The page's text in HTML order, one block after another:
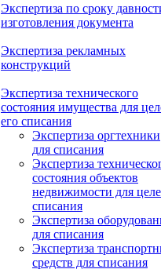
Экспертиза по сроку
изготовления документа
Экспертиза рекламных
конструкций
Экспертиза технического
состояния имущества для
его списания
Экспертиза оргтехники
для списания
Экспертиза
состояния объектов
недвижимости для
списания
Экспертиза
для списания
Экспертиза
средств для списания